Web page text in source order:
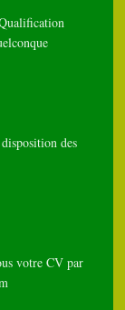
des
votre CV par